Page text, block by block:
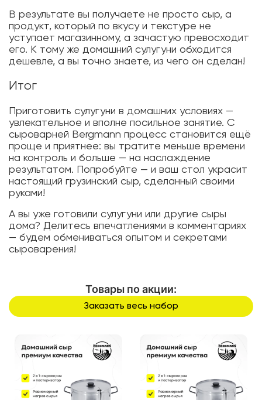
В результате вы получаете не просто сыр, а
продукт, который по вкусу и текстуре не
уступает магазинному, а зачастую превосходит
его. К тому же домашний сулугуни обходится
дешевле, а вы точно знаете, из чего он сделан!
Итог
Приготовить сулугуни в домашних условиях —
увлекательное и вполне посильное занятие. С
сыроварней Bergmann процесс становится ещё
проще и приятнее: вы тратите меньше времени
на контроль и больше — на наслаждение
результатом. Попробуйте — и ваш стол украсит
настоящий грузинский сыр, сделанный своими
руками!
А вы уже готовили сулугуни или другие сыры
дома? Делитесь впечатлениями в комментариях
— будем обмениваться опытом и секретами
сыроварения!
Товары по акции:
Заказать весь набор